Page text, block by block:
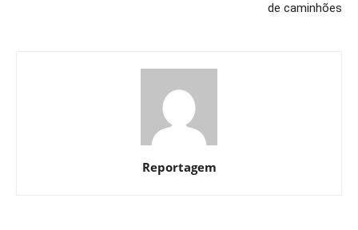
de caminhões
Reportagem